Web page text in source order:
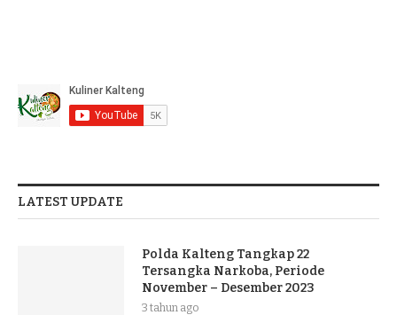
LATEST UPDATE
Polda Kalteng Tangkap 22
Tersangka Narkoba, Periode
November – Desember 2023
3 tahun ago